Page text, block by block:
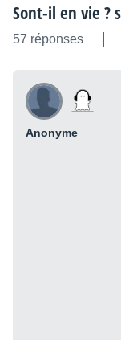
Sont-il en vie ?
57 réponses
Anonyme